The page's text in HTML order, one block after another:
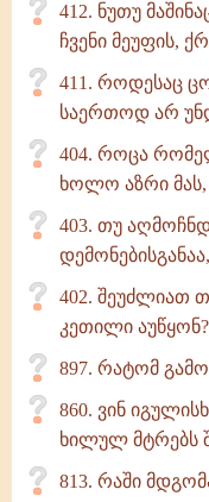
412. ნუთუ
ჩვენი მეუფის,
411. როდესაც
საერთოდ არ
404. როცა
ხოლო აზრი მას,
403. თუ
402. შეუძლიათ
კეთილი
897. რატომ
860. ვინ
ხილულ მტრებს
813. რაში